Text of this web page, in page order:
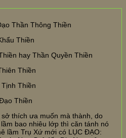
Thần Thông Thiền
Thiền
hay Thần Quyền Thiền
Thiền
Thiền
Thiền
thích ưa muốn mà thành, do
bao nhiêu lớp thì căn tánh nó
lầm Trụ Xứ mới có LỤC ĐẠO: